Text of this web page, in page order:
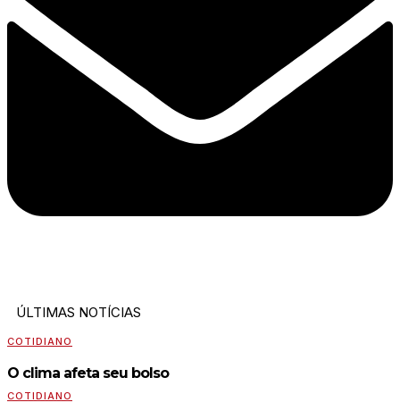
ÚLTIMAS NOTÍCIAS
COTIDIANO
O clima afeta seu bolso
COTIDIANO